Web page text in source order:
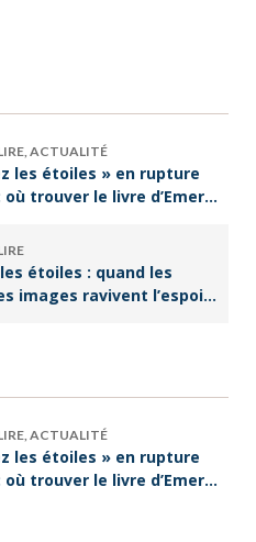
ACTUALITÉ
les étoiles » en rupture
trouver le livre d’Emeric
étoiles : quand les
images ravivent l’espoir
ACTUALITÉ
les étoiles » en rupture
trouver le livre d’Emeric